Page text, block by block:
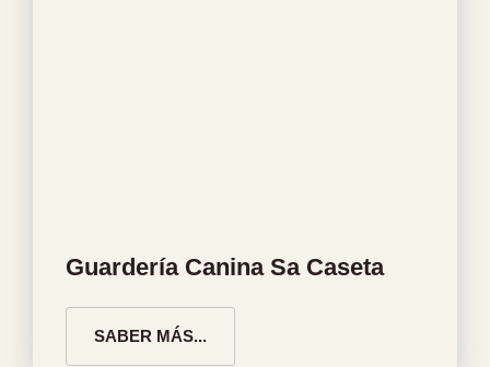
Guardería Canina Sa Caseta
SABER MÁS...